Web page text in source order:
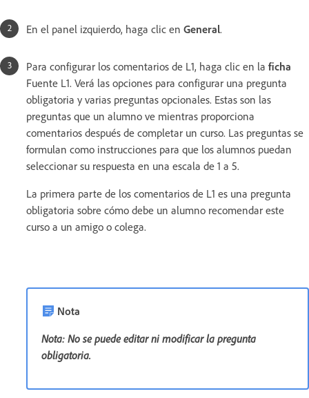
En el panel izquierdo, haga clic en General.
Para configurar los comentarios de L1, haga clic en la ficha
Fuente L1. Verá las opciones para configurar una pregunta
obligatoria y varias preguntas opcionales. Estas son las
preguntas que un alumno ve mientras proporciona
comentarios después de completar un curso. Las preguntas se
formulan como instrucciones para que los alumnos puedan
seleccionar su respuesta en una escala de 1 a 5.
La primera parte de los comentarios de L1 es una pregunta
obligatoria sobre cómo debe un alumno recomendar este
curso a un amigo o colega.
Nota
Nota: No se puede editar ni modificar la pregunta
obligatoria.